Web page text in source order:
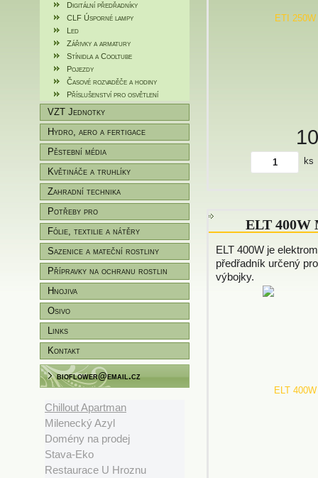
Digitální předřadníky
CLF Úsporné lampy
Led
Zářivky a armatury
Stínidla a Cooltube
Pojezdy
Časové rozvaděče a hodiny
Příslušenství pro osvětlení
VZT Jednotky
Hydro, aero a fertigace
Pěstební média
Květináče a truhlíky
Zahradní technika
Potřeby pro
zahradníky/pěstitele
Fólie, textilie a nátěry
Sazenice a mateční rostliny
Přípravky na ochranu rostlin
Hnojiva
Osivo
Links
Kontakt
bioflower@email.cz
Chillout Apartman
Milenecký Azyl
Domény na prodej
Stava-Eko
Restaurace U Hroznu
ks
ELT 400W
ELT 400W je
předřadník určený
výbojky.